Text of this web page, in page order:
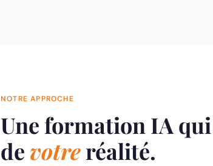
NOTRE APPROCHE
Une formation IA
de votreréalité.